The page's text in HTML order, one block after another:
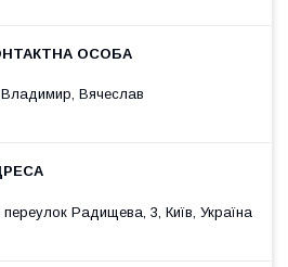
Владимир, Вячеслав
переулок Радищева, 3, Київ, Україна